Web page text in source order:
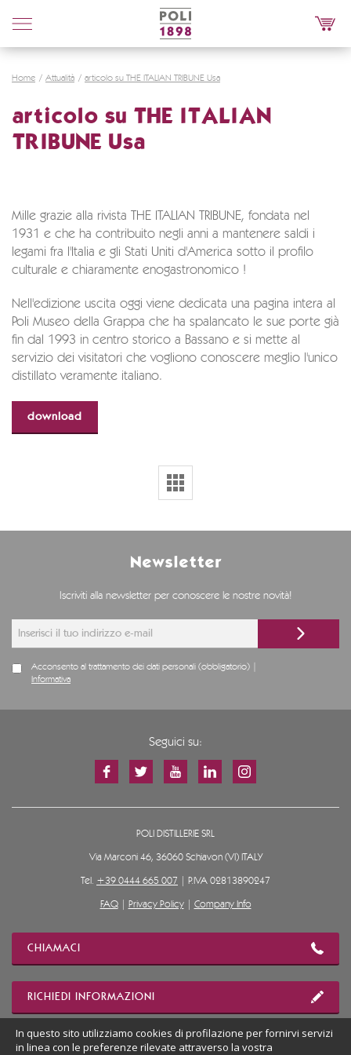
Poli
Distillerie
Home Attualità articolo su THE ITALIAN TRIBUNE Usa
articolo su THE ITALIAN
TRIBUNE Usa
Mille grazie alla rivista THE ITALIAN TRIBUNE, fondata nel
1931 e che ha contribuito negli anni a mantenere saldi i
legami fra l'Italia e gli Stati Uniti d'America sotto il profilo
culturale e chiaramente enogastronomico !
Nell'edizione uscita oggi viene dedicata una pagina intera al
Poli Museo della Grappa che ha spalancato le sue porte già
fin dal 1993 in centro storico a Bassano e si mette al
servizio dei visitatori che vogliono conoscere meglio l'unico
distillato veramente italiano.
download
Newsletter
Iscriviti alla newsletter per conoscere le nostre novità!
Acconsento al trattamento dei dati personali (obbligatorio) |
Informativa
Seguici su:
POLI DISTILLERIE SRL
Via Marconi 46, 36060 Schiavon (VI) ITALY
Tel. +39 0444 665 007 | P.IVA 02813890247
FAQ| Privacy Policy| Company Info
CHIAMACI
RICHIEDI INFORMAZIONI
MOSTRA POSIZIONE
In questo sito utilizziamo cookies di profilazione per fornirvi servizi
in linea con le preferenze rilevate attraverso la vostra